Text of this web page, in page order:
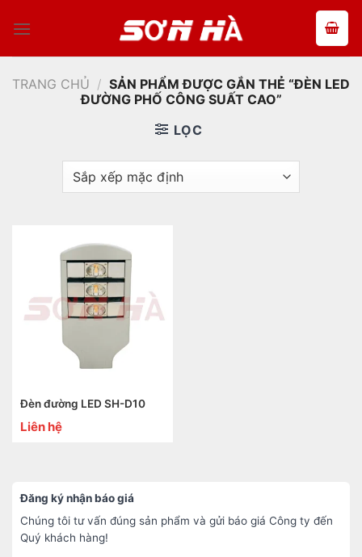
qua
TRANG CHỦ / SẢN PHẨM ĐƯỢC GẮN THẺ “ĐÈN LED
ĐƯỜNG PHỐ CÔNG SUẤT CAO”
LỌC
Đèn đường LED SH-D10
Liên hệ
Đăng ký nhận báo giá
Chúng tôi tư vấn đúng sản phẩm và gửi báo giá Công ty đến
Quý khách hàng!